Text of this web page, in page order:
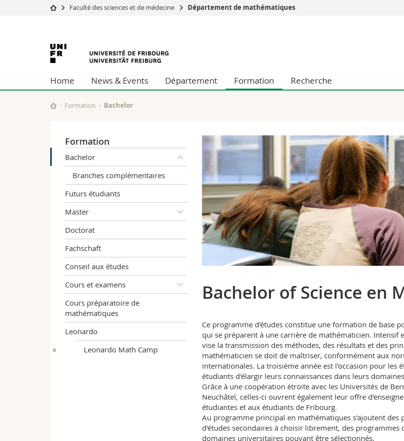
Etudes
Campus
Université
Formation continue
Lettres et sciences humaines
Sciences de l'éducation et de la formation
Faculté des sciences et de médecine Département de mathématiques
Université
de
Fribourg
Home News & Events Département Formation Recherche
Formation Bachelor
Formation
Bachelor
Branches complémentaires
Futurs étudiants
Master
Doctorat
Fachschaft
Conseil aux études
Cours et examens
Cours préparatoire de
mathématiques
Leonardo
Leonardo Math Camp
Bachelor of Science en
Ce programme d'études constitue une formation de base
qui se préparent à une carrière de mathématicien. Intensif
vise la transmission des méthodes, des résultats et des
mathématicien se doit de maîtriser, conformément aux
internationales. La troisième année est l'occasion pour les
étudiants d'élargir leurs connaissances dans leurs
Grâce à une coopération étroite avec les Universités de
Neuchâtel, celles-ci ouvrent également leur offre
étudiantes et aux étudiants de Fribourg.
Au programme principal en mathématiques s'ajoutent des
d'études secondaires à choisir librement, des programmes
domaines universitaires pouvant être sélectionnés.